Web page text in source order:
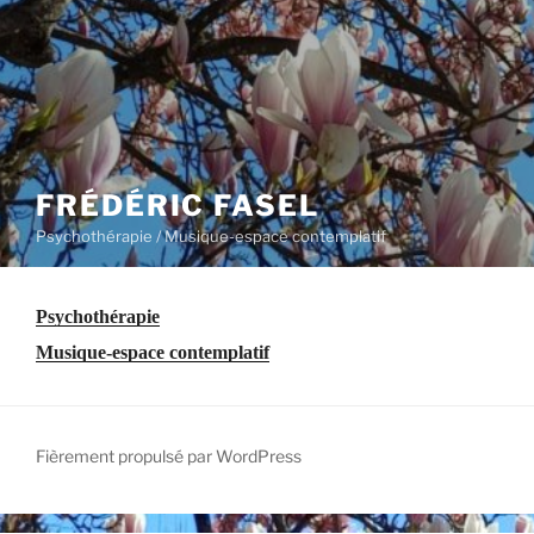
FRÉDÉRIC FASEL
Psychothérapie / Musique-espace contemplatif
Psychothérapie
Musique-espace contemplatif
Fièrement propulsé par WordPress